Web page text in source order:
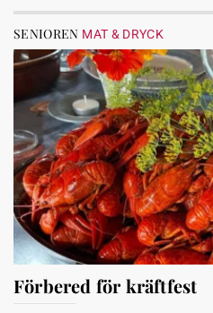
SENIOREN MAT & DRYCK
Förbered för kräftfest